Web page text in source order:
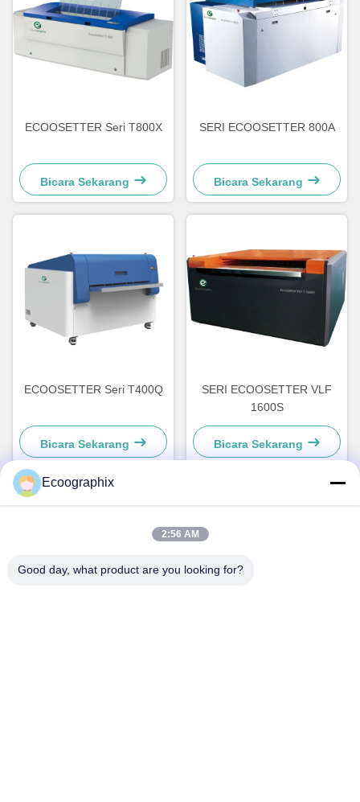
ECOOSETTER Seri T800X
Bicara Sekarang
SERI ECOOSETTER 800A
Bicara Sekarang
ECOOSETTER Seri T400Q
Bicara Sekarang
SERI ECOOSETTER VLF
1600S
Bicara Sekarang
Alamat
Ecoographix
2:56 AM
Good day, what product are you looking for?